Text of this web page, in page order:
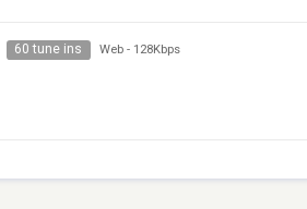
60 tune ins Web - 128Kbps